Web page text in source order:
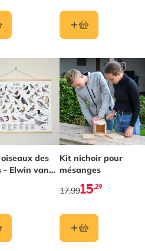
des
- Elwin van
Kit nichoir pour
mésanges
15,29
17,99